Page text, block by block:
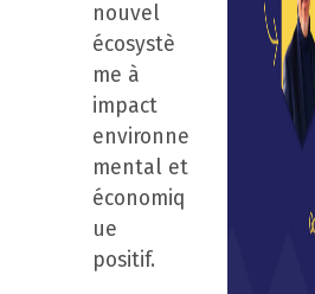
nouvel
écosystè
me à
impact
environne
mental et
économiq
ue
positif.